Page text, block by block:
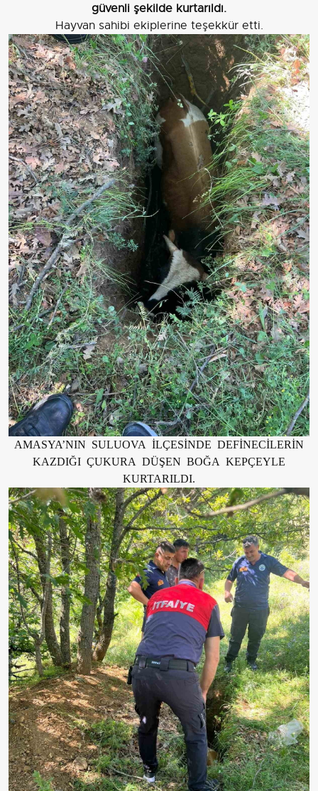
güvenli şekilde kurtarıldı.
Hayvan sahibi ekiplerine teşekkür etti.
AMASYA’NIN SULUOVA İLÇESİNDE DEFİNECİLERİN
KAZDIĞI ÇUKURA DÜŞEN BOĞA KEPÇEYLE
KURTARILDI.